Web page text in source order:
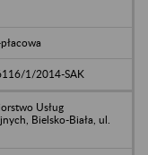
1/2014-SAK
Usług
Bielsko-Biała, ul.